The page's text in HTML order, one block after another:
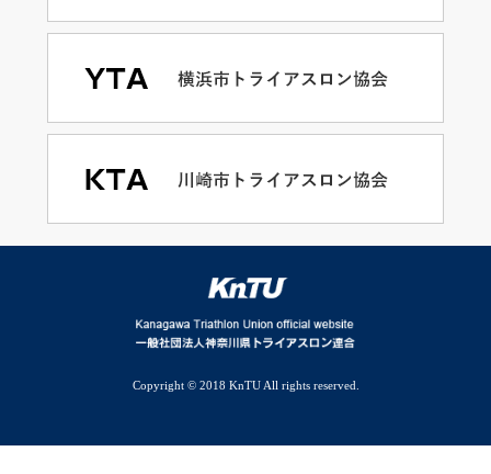
Copyright © 2018 KnTU All rights reserved.